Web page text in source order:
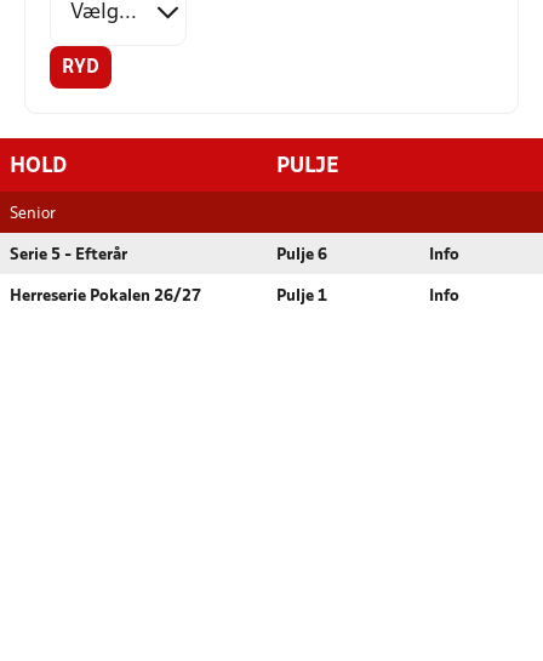
RYD
HOLD PULJE
Senior
Serie 5 - Efterår Pulje 6 Info
Herreserie Pokalen 26/27 Pulje 1 Info